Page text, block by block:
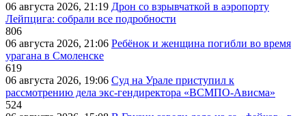
06 августа 2026, 21:19 Дрон со взрывчаткой в аэропорту
Лейпцига: собрали все подробности
806
06 августа 2026, 21:06 Ребёнок и женщина погибли во время
урагана в Смоленске
619
06 августа 2026, 19:06 Суд на Урале приступил к
рассмотрению дела экс-гендиректора «ВСМПО-Ависма»
524